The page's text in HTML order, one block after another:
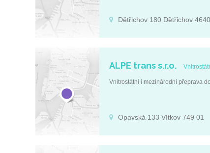
Dětřichov 180 Dětřichov
ALPE trans s.r.o.
Vnitrostátní i mezinárodní přeprava
Opavská 133 Vítkov 749 01